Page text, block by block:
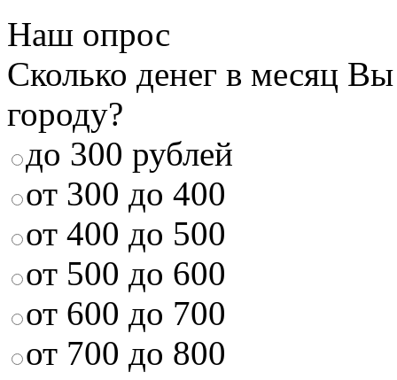
Наш опрос
Сколько денег в месяц
городу?
до 300 рублей
от 300 до 400
от 400 до 500
от 500 до 600
от 600 до 700
от 700 до 800